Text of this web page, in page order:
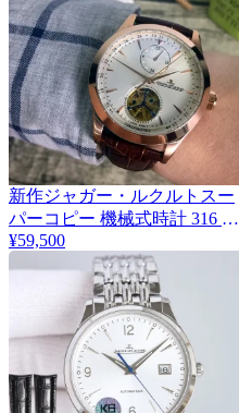
新作ジャガー・ルクルトスー
パーコピー 機械式時計 316 ス
チールケース 101885
¥59,500